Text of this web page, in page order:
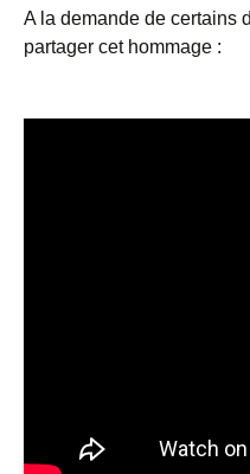
A la demande de certains
partager cet hommage :